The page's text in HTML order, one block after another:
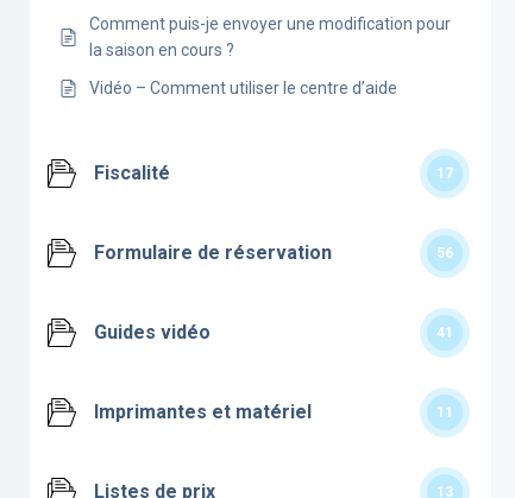
Comment puis-je envoyer une modification pour
la saison en cours ?
Vidéo – Comment utiliser le centre d’aide
Fiscalité 17
Formulaire de réservation 56
Guides vidéo 41
Imprimantes et matériel 11
Listes de prix 13